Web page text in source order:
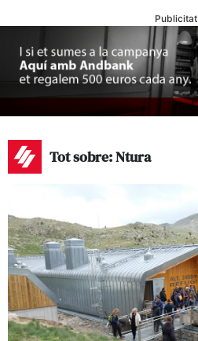
Publicitat
Tot sobre: Ntura